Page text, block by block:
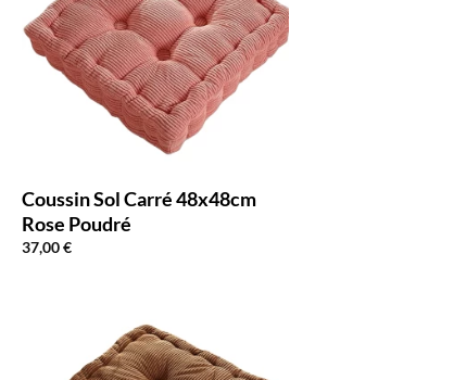
Coussin Sol Carré 48x48cm
Rose Poudré
37,00€